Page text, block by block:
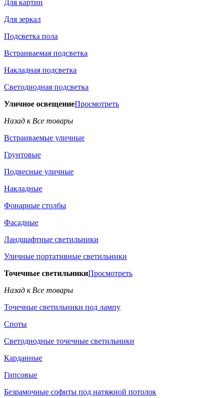
Для картин
Для зеркал
Подсветка пола
Встраиваемая подсветка
Накладная подсветка
Светодиодная подсветка
Уличное освещениеПросмотреть
Назад к Все товары
Встраиваемые уличные
Грунтовые
Подвесные уличные
Накладные
Фонарные столбы
Фасадные
Ландшафтные светильники
Уличные портативные светильники
Точечные светильникиПросмотреть
Назад к Все товары
Точечные светильники под лампу
Споты
Светодиодные точечные светильники
Карданные
Гипсовые
Безрамочные софиты под натяжной потолок